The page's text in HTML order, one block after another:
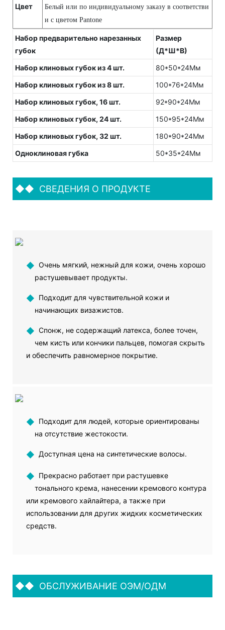
Цвет
Белый или по индивидуальному заказу в соответстви
и с цветом Pantone
Набор предварительно нарезанных
губок
Размер
(Д*Ш*В)
Набор клиновых губок из 4 шт.
80*50*24Мм
Набор клиновых губок из 8 шт.
100*76*24Мм
Набор клиновых губок, 16 шт.
92*90*24Мм
Набор клиновых губок, 24 шт.
150*95*24Мм
Набор клиновых губок, 32 шт.
180*90*24Мм
Одноклиновая губка
50*35*24Мм
◆◆ СВЕДЕНИЯ О ПРОДУКТЕ
◆ Очень мягкий, нежный для кожи, очень хорошо
растушевывает продукты.
◆ Подходит для чувствительной кожи и
начинающих визажистов.
◆ Спонж, не содержащий латекса, более точен,
чем кисть или кончики пальцев, помогая скрыть
и обеспечить равномерное покрытие.
◆ Подходит для людей, которые ориентированы
на отсутствие жестокости.
◆ Доступная цена на синтетические волосы.
◆ Прекрасно работает при растушевке
тонального крема, нанесении кремового контура
или кремового хайлайтера, а также при
использовании для других жидких косметических
средств.
◆◆ ОБСЛУЖИВАНИЕ ОЭМ/ОДМ